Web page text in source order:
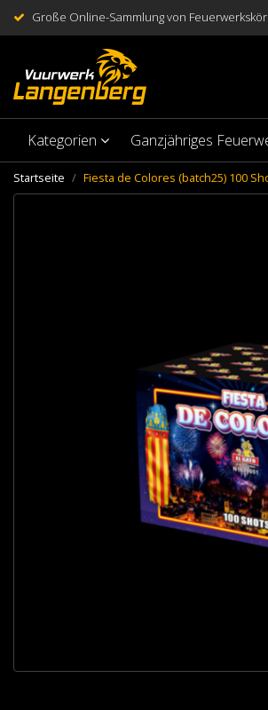
Große Online-Sammlung von
Kategorien Ganzjähriges
Startseite Fiesta de Colores (batch25) 100